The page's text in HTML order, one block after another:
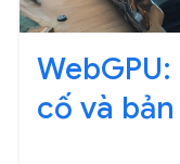
cố và